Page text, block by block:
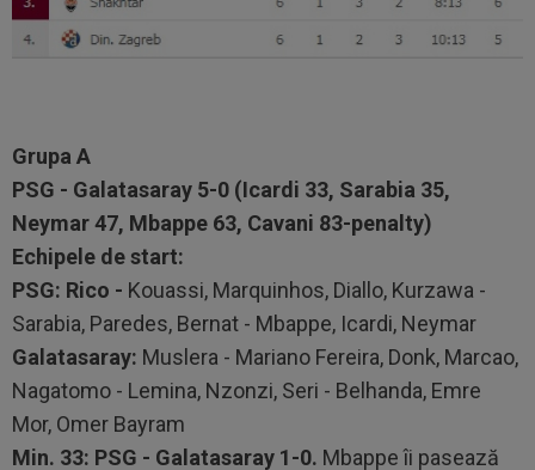
Grupa A
PSG - Galatasaray 5-0 (Icardi 33, Sarabia 35,
Neymar 47, Mbappe 63, Cavani 83-penalty)
Echipele de start:
PSG: Rico - Kouassi, Marquinhos, Diallo, Kurzawa -
Sarabia, Paredes, Bernat - Mbappe, Icardi, Neymar
Galatasaray: Muslera - Mariano Fereira, Donk, Marcao,
Nagatomo - Lemina, Nzonzi, Seri - Belhanda, Emre
Mor, Omer Bayram
Min. 33: PSG - Galatasaray 1-0. Mbappe îi pasează